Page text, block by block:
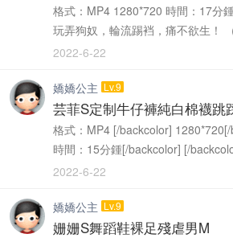
格式：MP4 1280*720 時間：17分
玩弄狗奴，輪流踢裆，痛不欲生！
2022-6-22
嬌嬌公主 Lv.9
芸菲S定制牛仔褲純白棉襪跳
格式：MP4 [/backcolor]
時間：15分鍾[/backcolor] [/
2022-6-22
嬌嬌公主 Lv.9
姗姗S舞蹈鞋裸足殘虐男M